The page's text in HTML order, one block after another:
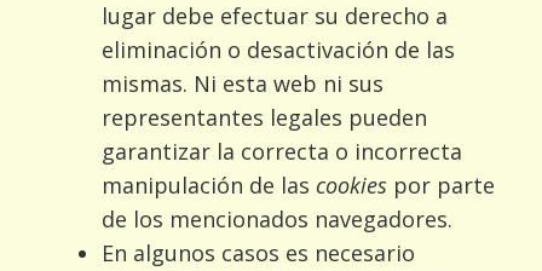
lugar debe efectuar su derecho a
eliminación o desactivación de las
mismas. Ni esta web ni sus
representantes legales pueden
garantizar la correcta o incorrecta
manipulación de las cookies por parte
de los mencionados navegadores.
En algunos casos es necesario